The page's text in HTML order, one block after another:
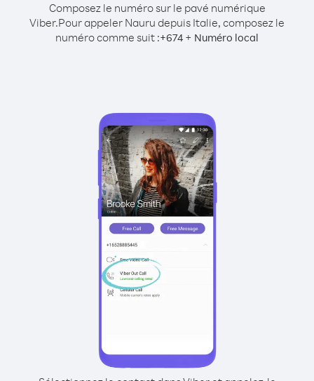
Composez le numéro sur le pavé numérique
Viber.Pour appeler Nauru depuis Italie, composez le
numéro comme suit :+674 + Numéro local